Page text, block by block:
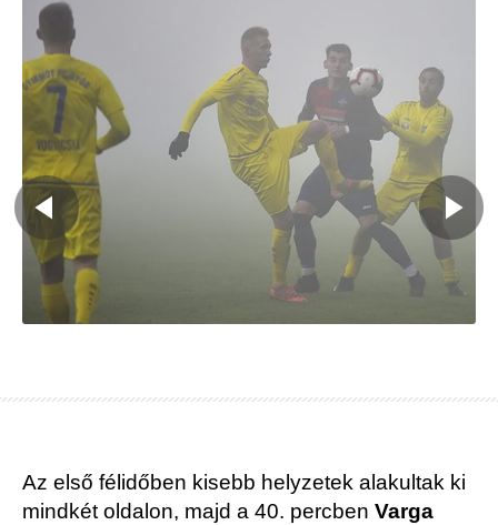
Az első félidőben kisebb helyzetek alakultak ki
mindkét oldalon, majd a 40. percben Varga